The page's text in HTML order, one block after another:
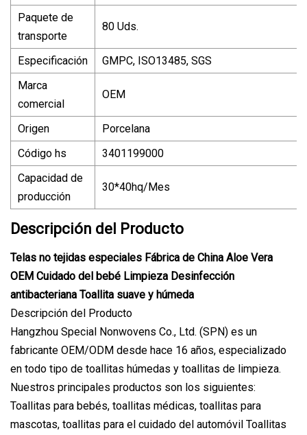
Paquete de
transporte
80 Uds.
Especificación
GMPC, ISO13485, SGS
Marca
comercial
OEM
Origen
Porcelana
Código hs
3401199000
Capacidad de
producción
30*40hq/Mes
Descripción del Producto
Telas no tejidas especiales Fábrica de China Aloe Vera
OEM Cuidado del bebé Limpieza Desinfección
antibacteriana Toallita suave y húmeda
Descripción del Producto
Hangzhou Special Nonwovens Co., Ltd. (SPN) es un
fabricante OEM/ODM desde hace 16 años, especializado
en todo tipo de toallitas húmedas y toallitas de limpieza.
Nuestros principales productos son los siguientes:
Toallitas para bebés, toallitas médicas, toallitas para
mascotas, toallitas para el cuidado del automóvil Toallitas